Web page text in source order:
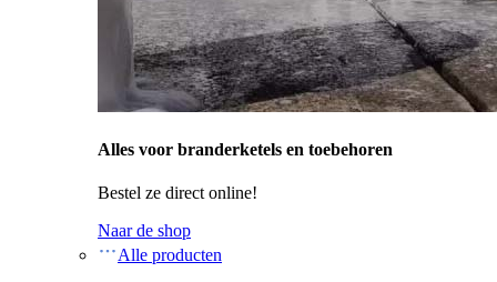
Alles voor branderketels en toebehoren
Bestel ze direct online!
Naar de shop
Alle producten